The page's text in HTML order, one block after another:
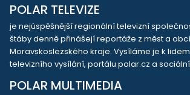
POLAR TELEVIZE
je nejúspěšnější regionální televizní
štáby denně přinášejí reportáže z měst a obcí
Moravskoslezského kraje. Vysíláme je k
televizního vysílání, portálu polar.cz a
POLAR MULTIMEDIA